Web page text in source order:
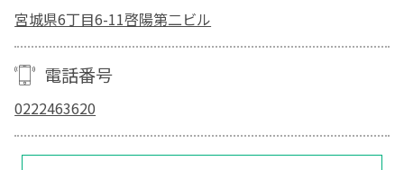
宮城県6丁目6-11啓陽第二ビル
電話番号
0222463620